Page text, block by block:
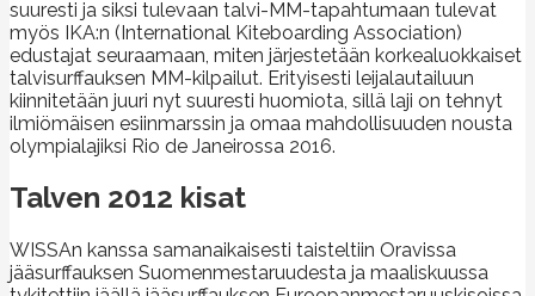
suuresti ja siksi tulevaan talvi-MM-tapahtumaan tulevat
myös IKA:n (International Kiteboarding Association)
edustajat seuraamaan, miten järjestetään korkealuokkaiset
talvisurffauksen MM-kilpailut. Erityisesti leijalautailuun
kiinnitetään juuri nyt suuresti huomiota, sillä laji on tehnyt
ilmiömäisen esiinmarssin ja omaa mahdollisuuden nousta
olympialajiksi Rio de Janeirossa 2016.
Talven 2012 kisat
WISSAn kanssa samanaikaisesti taisteltiin Oravissa
jääsurffauksen Suomenmestaruudesta ja maaliskuussa